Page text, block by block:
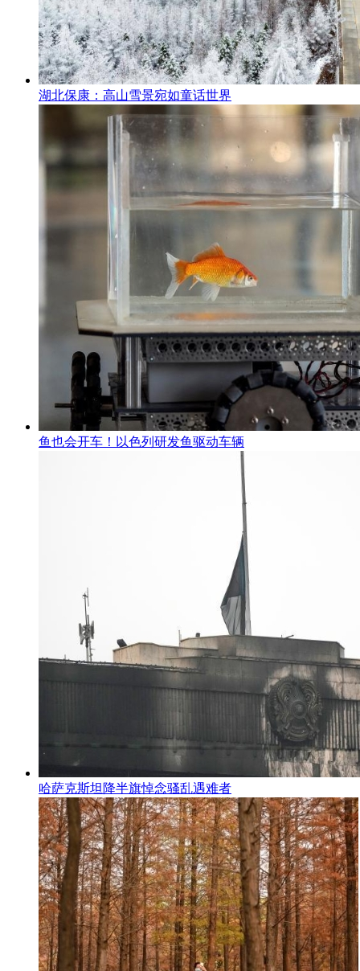
湖北保康：高山雪景宛如童话世界
鱼也会开车！以色列研发鱼驱动车辆
哈萨克斯坦降半旗悼念骚乱遇难者